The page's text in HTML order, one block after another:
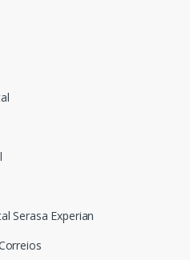
Serasa Experian